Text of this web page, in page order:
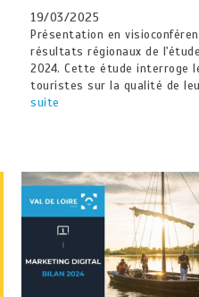
19/03/2025
Présentation en
résultats régionaux de l'étude
2024. Cette étude interroge
touristes sur la qualité de
suite